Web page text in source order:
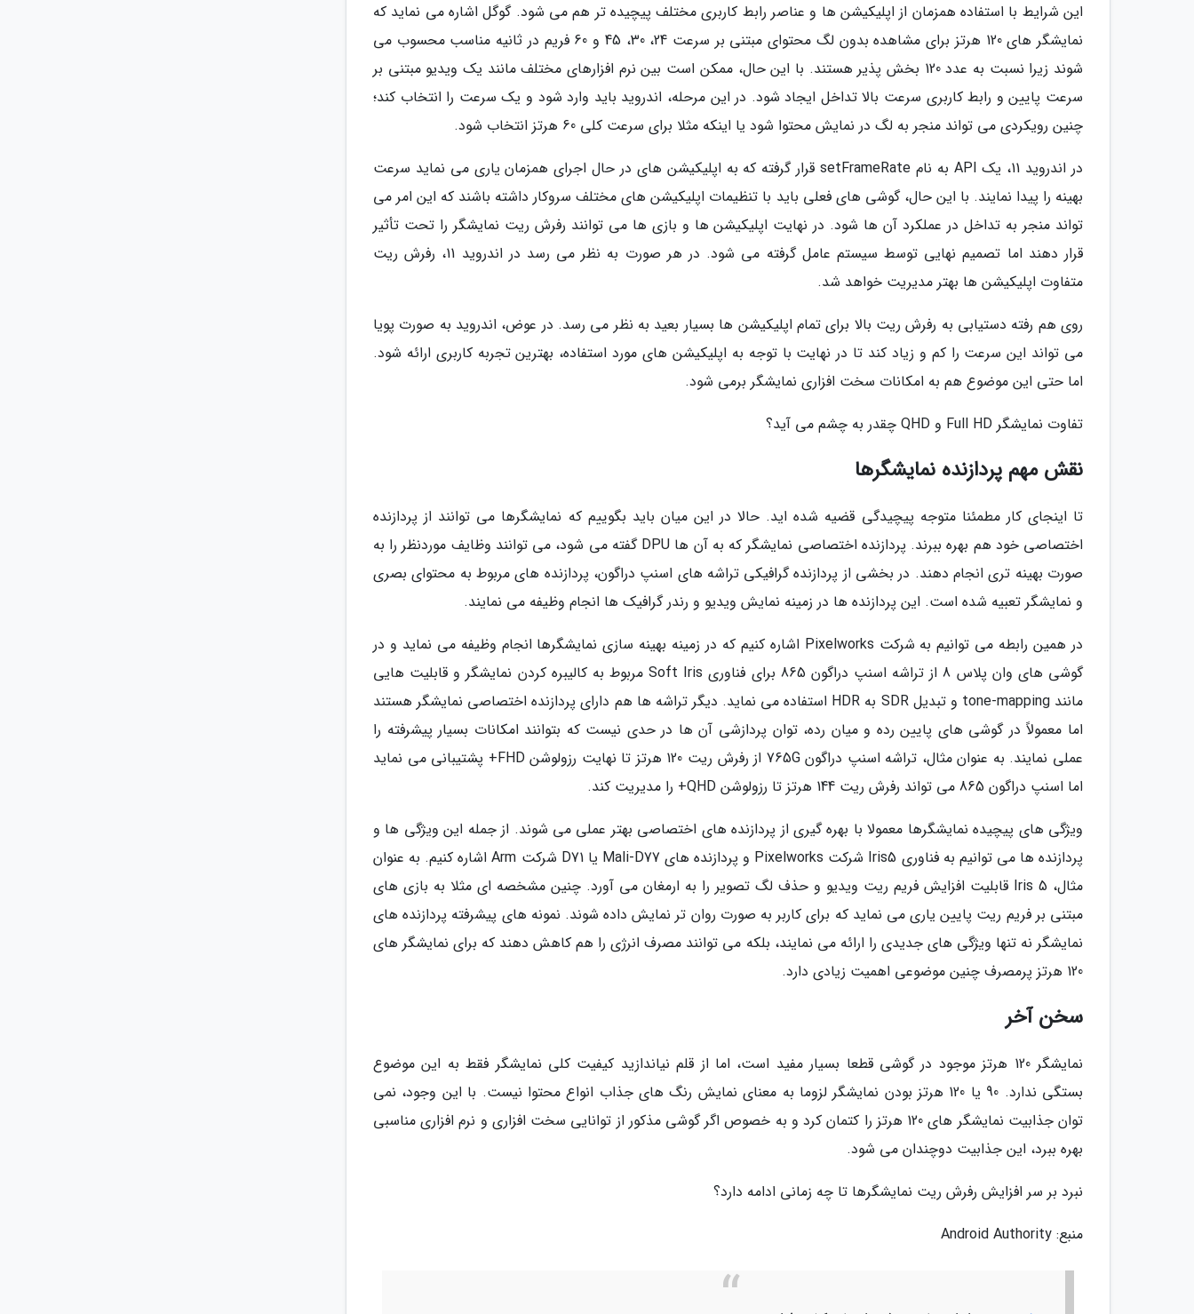
این شرایط با استفاده همزمان از اپلیکیشن ها و عناصر رابط کاربری مختلف پیچیده تر هم می شود. گوگل اشاره می نماید که
نمایشگر های 120 هرتز برای مشاهده بدون لگ محتوای مبتنی بر سرعت 24، 30، 45 و 60 فریم در ثانیه مناسب محسوب می
شوند زیرا نسبت به عدد 120 بخش پذیر هستند. با این حال، ممکن است بین نرم افزارهای مختلف مانند یک ویدیو مبتنی بر
سرعت پایین و رابط کاربری سرعت بالا تداخل ایجاد شود. در این مرحله، اندروید باید وارد شود و یک سرعت را انتخاب کند؛
چنین رویکردی می تواند منجر به لگ در نمایش محتوا شود یا اینکه مثلا برای سرعت کلی 60 هرتز انتخاب شود.
در اندروید 11، یک API به نام setFrameRate قرار گرفته که به اپلیکیشن های در حال اجرای همزمان یاری می نماید سرعت
بهینه را پیدا نمایند. با این حال، گوشی های فعلی باید با تنظیمات اپلیکیشن های مختلف سروکار داشته باشند که این امر می
تواند منجر به تداخل در عملکرد آن ها شود. در نهایت اپلیکیشن ها و بازی ها می توانند رفرش ریت نمایشگر را تحت تأثیر
قرار دهند اما تصمیم نهایی توسط سیستم عامل گرفته می شود. در هر صورت به نظر می رسد در اندروید 11، رفرش ریت
متفاوت اپلیکیشن ها بهتر مدیریت خواهد شد.
روی هم رفته دستیابی به رفرش ریت بالا برای تمام اپلیکیشن ها بسیار بعید به نظر می رسد. در عوض، اندروید به صورت پویا
می تواند این سرعت را کم و زیاد کند تا در نهایت با توجه به اپلیکیشن های مورد استفاده، بهترین تجربه کاربری ارائه شود.
اما حتی این موضوع هم به امکانات سخت افزاری نمایشگر برمی شود.
تفاوت نمایشگر Full HD و QHD چقدر به چشم می آید؟
نقش مهم پردازنده نمایشگرها
تا اینجای کار مطمئنا متوجه پیچیدگی قضیه شده اید. حالا در این میان باید بگوییم که نمایشگرها می توانند از پردازنده
اختصاصی خود هم بهره ببرند. پردازنده اختصاصی نمایشگر که به آن ها DPU گفته می شود، می توانند وظایف موردنظر را به
صورت بهینه تری انجام دهند. در بخشی از پردازنده گرافیکی تراشه های اسنپ دراگون، پردازنده های مربوط به محتوای بصری
و نمایشگر تعبیه شده است. این پردازنده ها در زمینه نمایش ویدیو و رندر گرافیک ها انجام وظیفه می نمایند.
در همین رابطه می توانیم به شرکت Pixelworks اشاره کنیم که در زمینه بهینه سازی نمایشگرها انجام وظیفه می نماید و در
گوشی های وان پلاس 8 از تراشه اسنپ دراگون 865 برای فناوری Soft Iris مربوط به کالیبره کردن نمایشگر و قابلیت هایی
مانند tone-mapping و تبدیل SDR به HDR استفاده می نماید. دیگر تراشه ها هم دارای پردازنده اختصاصی نمایشگر هستند
اما معمولاً در گوشی های پایین رده و میان رده، توان پردازشی آن ها در حدی نیست که بتوانند امکانات بسیار پیشرفته را
عملی نمایند. به عنوان مثال، تراشه اسنپ دراگون 765G از رفرش ریت 120 هرتز تا نهایت رزولوشن FHD+ پشتیبانی می نماید
اما اسنپ دراگون 865 می تواند رفرش ریت 144 هرتز تا رزولوشن QHD+ را مدیریت کند.
ویژگی های پیچیده نمایشگرها معمولا با بهره گیری از پردازنده های اختصاصی بهتر عملی می شوند. از جمله این ویژگی ها و
پردازنده ها می توانیم به فناوری Iris5 شرکت Pixelworks و پردازنده های Mali-D77 یا D71 شرکت Arm اشاره کنیم. به عنوان
مثال، Iris 5 قابلیت افزایش فریم ریت ویدیو و حذف لگ تصویر را به ارمغان می آورد. چنین مشخصه ای مثلا به بازی های
مبتنی بر فریم ریت پایین یاری می نماید که برای کاربر به صورت روان تر نمایش داده شوند. نمونه های پیشرفته پردازنده های
نمایشگر نه تنها ویژگی های جدیدی را ارائه می نمایند، بلکه می توانند مصرف انرژی را هم کاهش دهند که برای نمایشگر های
120 هرتز پرمصرف چنین موضوعی اهمیت زیادی دارد.
سخن آخر
نمایشگر 120 هرتز موجود در گوشی قطعا بسیار مفید است، اما از قلم نیاندازید کیفیت کلی نمایشگر فقط به این موضوع
بستگی ندارد. 90 یا 120 هرتز بودن نمایشگر لزوما به معنای نمایش رنگ های جذاب انواع محتوا نیست. با این وجود، نمی
توان جذابیت نمایشگر های 120 هرتز را کتمان کرد و به خصوص اگر گوشی مذکور از توانایی سخت افزاری و نرم افزاری مناسبی
بهره ببرد، این جذابیت دوچندان می شود.
نبرد بر سر افزایش رفرش ریت نمایشگرها تا چه زمانی ادامه دارد؟
منبع: Android Authority